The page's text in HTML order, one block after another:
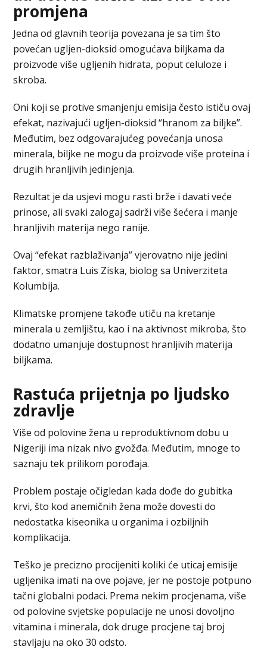
promjena
Jedna od glavnih teorija povezana je sa tim što
povećan ugljen-dioksid omogućava biljkama da
proizvode više ugljenih hidrata, poput celuloze i
skroba.
Oni koji se protive smanjenju emisija često ističu ovaj
efekat, nazivajući ugljen-dioksid “hranom za biljke”.
Međutim, bez odgovarajućeg povećanja unosa
minerala, biljke ne mogu da proizvode više proteina i
drugih hranljivih jedinjenja.
Rezultat je da usjevi mogu rasti brže i davati veće
prinose, ali svaki zalogaj sadrži više šećera i manje
hranljivih materija nego ranije.
Ovaj “efekat razblaživanja” vjerovatno nije jedini
faktor, smatra Luis Ziska, biolog sa Univerziteta
Kolumbija.
Klimatske promjene takođe utiču na kretanje
minerala u zemljištu, kao i na aktivnost mikroba, što
dodatno umanjuje dostupnost hranljivih materija
biljkama.
Rastuća prijetnja po ljudsko
zdravlje
Više od polovine žena u reproduktivnom dobu u
Nigeriji ima nizak nivo gvožđa. Međutim, mnoge to
saznaju tek prilikom porođaja.
Problem postaje očigledan kada dođe do gubitka
krvi, što kod anemičnih žena može dovesti do
nedostatka kiseonika u organima i ozbiljnih
komplikacija.
Teško je precizno procijeniti koliki će uticaj emisije
ugljenika imati na ove pojave, jer ne postoje potpuno
tačni globalni podaci. Prema nekim procjenama, više
od polovine svjetske populacije ne unosi dovoljno
vitamina i minerala, dok druge procjene taj broj
stavljaju na oko 30 odsto.